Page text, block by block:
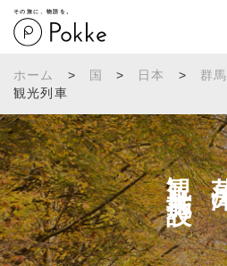
その旅に、物語を。
ホーム > 国 > 日本 > 群馬
観光列車
草
観光施設へ